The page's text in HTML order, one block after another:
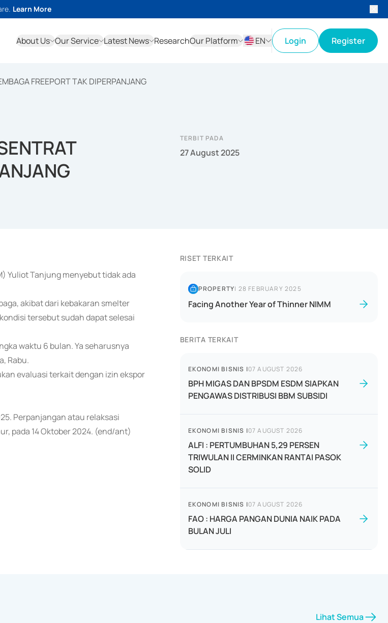
Learn More
About Us Our Service Latest News ResearchOur Platform
EN
Login Register
FREEPORT TAK DIPERPANJANG
TERBIT PADA
27 August 2025
Yuliot Tanjung menyebut tidak ada
akibat dari kebakaran smelter
tersebut sudah dapat selesai
waktu 6 bulan. Ya seharusnya
Rabu.
evaluasi terkait dengan izin ekspor
Perpanjangan atau relaksasi
pada 14 Oktober 2024. (end/ant)
RISET TERKAIT
PROPERTY| 28 FEBRUARY 2025
Facing Another Year of Thinner NIMM
BERITA TERKAIT
EKONOMI BISNIS |07 AUGUST 2026
BPH MIGAS DAN BPSDM ESDM SIAPKAN
PENGAWAS DISTRIBUSI BBM SUBSIDI
EKONOMI BISNIS |07 AUGUST 2026
ALFI : PERTUMBUHAN 5,29 PERSEN
TRIWULAN II CERMINKAN RANTAI PASOK
SOLID
EKONOMI BISNIS |07 AUGUST 2026
FAO : HARGA PANGAN DUNIA NAIK PADA
BULAN JULI
Lihat Semua